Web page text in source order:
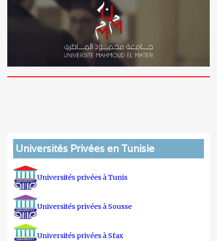
Universités Privées en Tunisie
Universités privées à Tunis
Universités privées à Sousse
Universités privées à Sfax